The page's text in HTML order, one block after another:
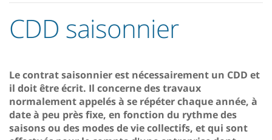
CDD saisonnier
Le contrat saisonnier est nécessairement un CDD et
il doit être écrit. Il concerne des travaux
normalement appelés à se répéter chaque année, à
date à peu près fixe, en fonction du rythme des
saisons ou des modes de vie collectifs, et qui sont